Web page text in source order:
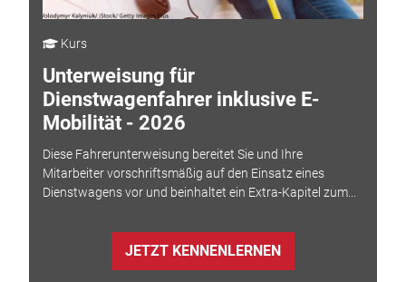
Kurs
Unterweisung für
Dienstwagenfahrer inklusive E-
Mobilität - 2026
Diese Fahrerunterweisung bereitet Sie und Ihre
Mitarbeiter vorschriftsmäßig auf den Einsatz eines
Dienstwagens vor und beinhaltet ein Extra-Kapitel zum...
JETZT KENNENLERNEN